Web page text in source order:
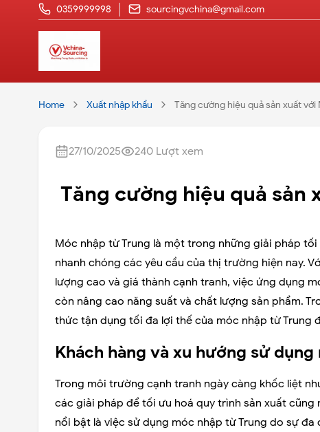
0359999998 sourcingvchina@gmail.com
Home Xuất nhập khẩu Tăng cường hiệu quả sản xuất với
27/10/2025 240 Lượt xem
Tăng cường hiệu quả sản
Móc nhập từ Trung là một trong những giải pháp
nhanh chóng các yêu cầu của thị trường hiện nay.
lượng cao và giá thành cạnh tranh, việc ứng dụng
còn nâng cao năng suất và chất lượng sản phẩm.
thức tận dụng tối đa lợi thế của móc nhập từ Trung
Khách hàng và xu hướng sử
Trong môi trường cạnh tranh ngày càng khốc liệt
các giải pháp để tối ưu hoá quy trình sản xuất
nổi bật là việc sử dụng móc nhập từ Trung do sự